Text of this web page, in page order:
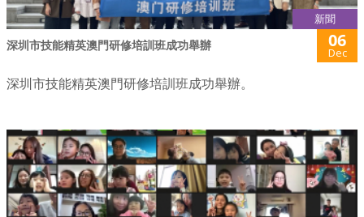
新聞
深圳市技能精英澳門研修培訓班成功舉辦 06
Dec
深圳市技能精英澳門研修培訓班成功舉辦。